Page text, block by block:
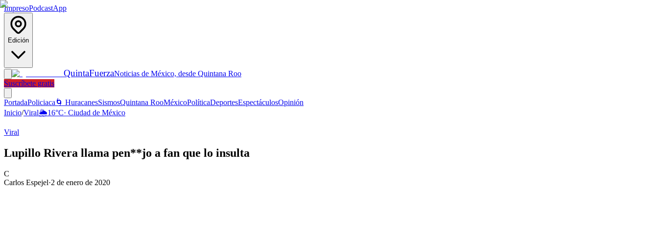
ImpresoPodcastApp
Edición
QuintaFuerzaNoticias de México, desde Quintana Roo
Suscríbete gratis
PortadaPoliciaca 🌀 HuracanesSismosQuintana RooMéxicoPolíticaDeportesEspectáculosOpinión
Inicio/Viral🌦️16°C· Ciudad de México
Viral
Lupillo Rivera llama pen**jo a fan que lo insulta
C
Carlos Espejel·2 de enero de 2020